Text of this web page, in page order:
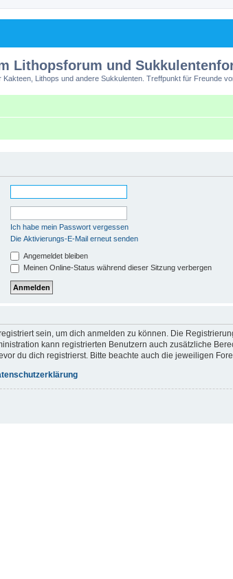
Lithopsforum und
Kakteen, Lithops und andere Sukkulenten. Treffpunkt für Freunde
Ich habe mein Passwort vergessen
Die Aktivierungs-E-Mail erneut senden
Angemeldet bleiben
Meinen Online-Status während dieser Sitzung verbergen
sein, um dich anmelden zu können. Die
kann registrierten Benutzern auch zusätzliche
du dich registrierst. Bitte beachte auch die jeweiligen